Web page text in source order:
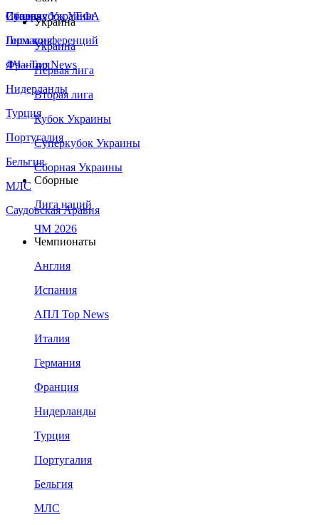
Сборная Украины
Италия
Германия
Франция
Нидерланды
Турция
Португалия
Бельгия
МЛС
Саудовская Аравия
Суперкубок УЕФА
Лига конференций
ЛЧ - Top News
Украина
Украина
Первая лига
Вторая лига
Кубок Украины
Суперкубок Украины
Сборная Украины
Сборные
Лига наций
ЧМ 2026
Чемпионаты
Англия
Испания
АПЛ Top News
Италия
Германия
Франция
Нидерланды
Турция
Португалия
Бельгия
МЛС